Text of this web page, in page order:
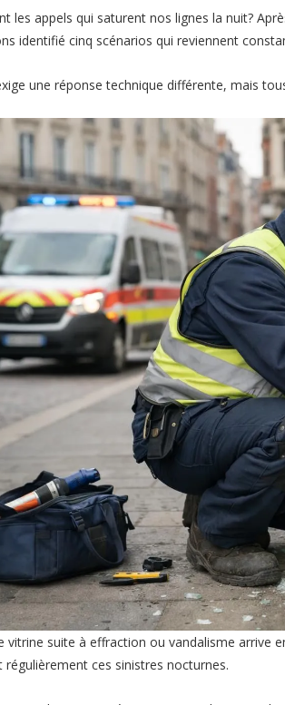
les appels qui saturent nos lignes la nuit?
identifié cinq scénarios qui reviennent
une réponse technique différente, mais
vitrine suite à effraction ou vandalisme arrive
régulièrement ces sinistres nocturnes.